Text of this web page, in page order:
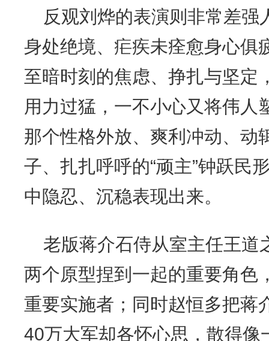
反观刘烨的表演则非常差强
身处绝境、疟疾未痊愈身心俱
至暗时刻的焦虑、挣扎与坚定
用力过猛，一不小心又将伟人
那个性格外放、爽利冲动、动
子、扎扎呼呼的“顽主”钟跃民
中隐忍、沉稳表现出来。
老版蒋介石侍从室主任王道
两个原型捏到一起的重要角色
重要实施者；同时赵恒多把蒋
40万大军却各怀心思，散得像